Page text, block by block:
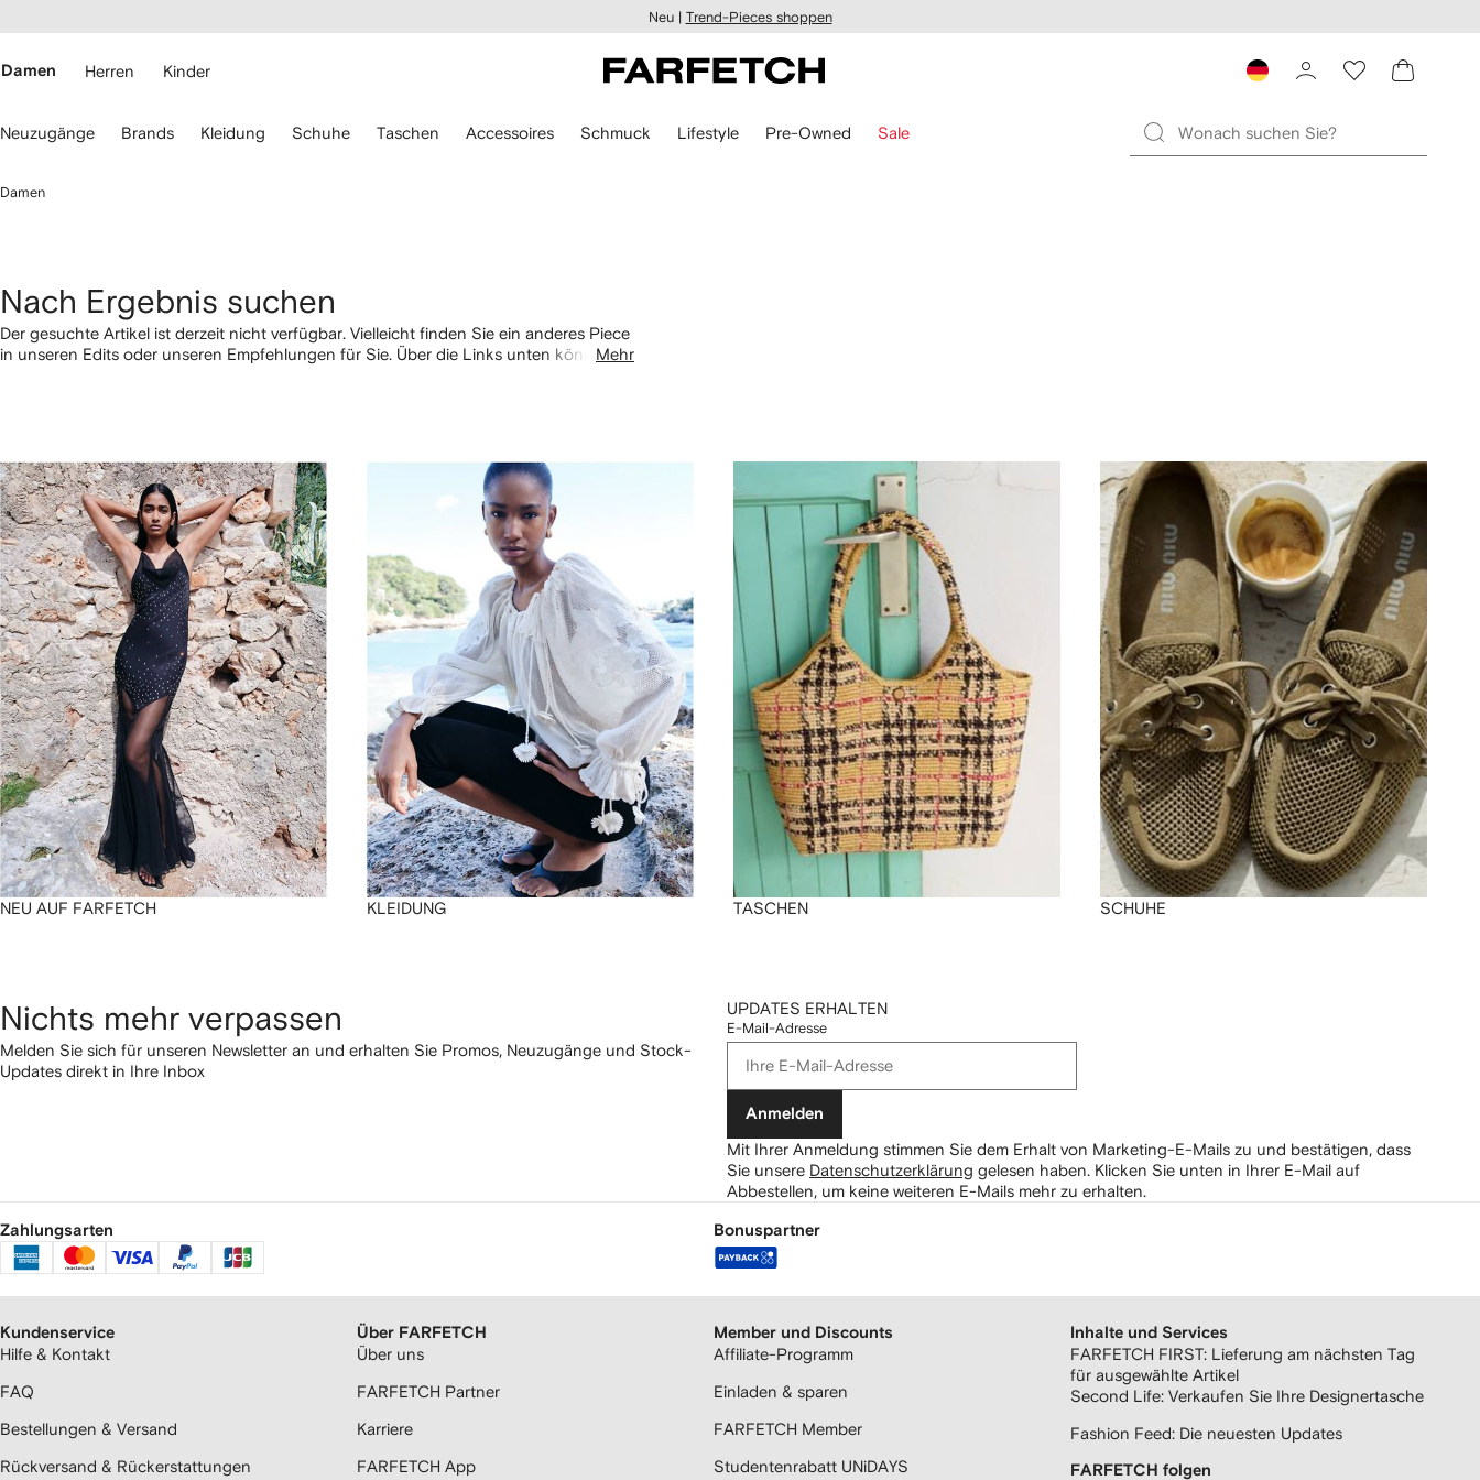
Neu | Trend-Pieces shoppen
Damen Herren Kinder
Neuzugänge Brands Kleidung Schuhe Taschen Accessoires Schmuck Lifestyle Pre-Owned Sale
Damen
Nach Ergebnis suchen
Der gesuchte Artikel ist derzeit nicht verfügbar. Vielleicht finden Sie ein anderes Piece
in unseren Edits oder unseren Empfehlungen für Sie. Über die Links unten könnenMehr
1
von
4
NEU AUF FARFETCH
2
von
4
KLEIDUNG
3
von
4
TASCHEN
4
von
4
SCHUHE
Nichts mehr verpassen
Melden Sie sich für unseren Newsletter an und erhalten Sie Promos, Neuzugänge und Stock-
Updates direkt in Ihre Inbox
UPDATES ERHALTEN
E-Mail-Adresse
Anmelden
Mit Ihrer Anmeldung stimmen Sie dem Erhalt von Marketing-E-Mails zu und bestätigen, dass
Sie unsere Datenschutzerklärung gelesen haben. Klicken Sie unten in Ihrer E-Mail auf
Abbestellen, um keine weiteren E-Mails mehr zu erhalten.
Zahlungsarten Bonuspartner
Kundenservice
Hilfe & Kontakt
FAQ
Bestellungen & Versand
Rückversand & Rückerstattungen
Über FARFETCH
Über uns
FARFETCH Partner
Karriere
FARFETCH App
Member und Discounts
Affiliate-Programm
Einladen & sparen
FARFETCH Member
Studentenrabatt UNiDAYS
Inhalte und Services
FARFETCH FIRST: Lieferung am nächsten Tag
für ausgewählte Artikel
Second Life: Verkaufen Sie Ihre Designertasche
Fashion Feed: Die neuesten Updates
FARFETCH folgen